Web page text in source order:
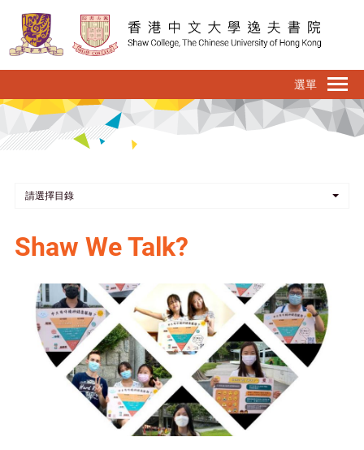
請選擇目錄
Shaw We Talk?